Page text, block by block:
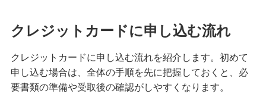
や返済方法、注意点を解説
クレジットカードのおすすめ国際ブランドは？そ
クレジットカードに申し込む流れ
クレジットカードに申し込む流れを紹介します。初めて
申し込む場合は、全体の手順を先に把握しておくと、必
要書類の準備や受取後の確認がしやすくなります。